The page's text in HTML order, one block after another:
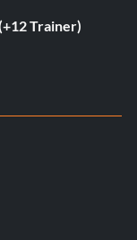
Trainer)